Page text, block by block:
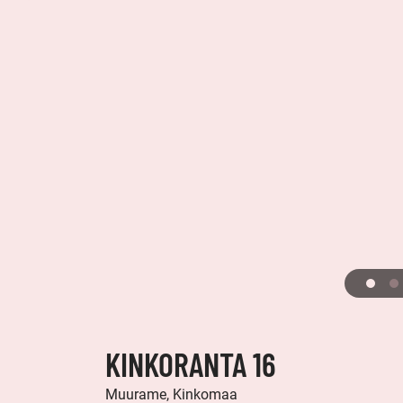
KINKORANTA 16
Muurame, Kinkomaa